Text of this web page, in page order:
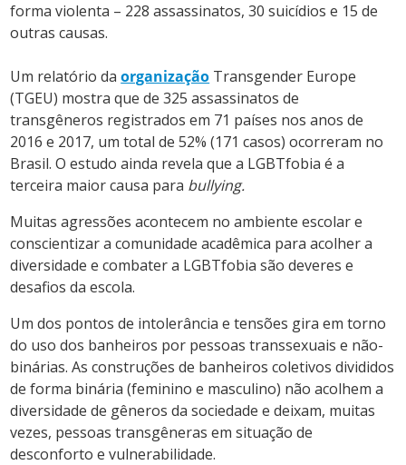
forma violenta – 228 assassinatos, 30 suicídios e 15 de
outras causas.
Um relatório daorganização Transgender Europe
(TGEU) mostra que de 325 assassinatos de
transgêneros registrados em 71 países nos anos de
2016 e 2017, um total de 52% (171 casos) ocorreram no
Brasil. O estudo ainda revela que a LGBTfobia é a
terceira maior causa para bullying.
Muitas agressões acontecem no ambiente escolar e
conscientizar a comunidade acadêmica para acolher a
diversidade e combater a LGBTfobia são deveres e
desafios da escola.
Um dos pontos de intolerância e tensões gira em torno
do uso dos banheiros por pessoas transsexuais e não-
binárias. As construções de banheiros coletivos divididos
de forma binária (feminino e masculino) não acolhem a
diversidade de gêneros da sociedade e deixam, muitas
vezes, pessoas transgêneras em situação de
desconforto e vulnerabilidade.